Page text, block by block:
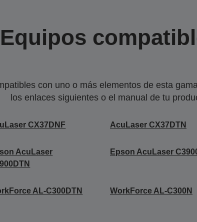
Equipos
con uno o más elementos de esta
los enlaces siguientes o el manual de tu
CX37DNF AcuLaser CX37DTN
AcuLaser
Epson AcuLaser
AL-C300DTN WorkForce AL-C300N